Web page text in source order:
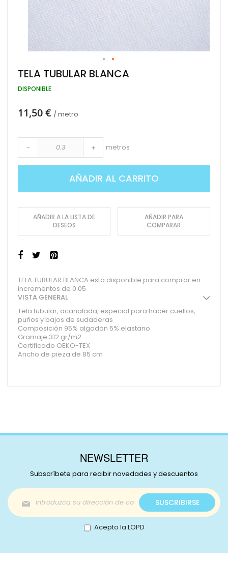
Saltar
al
comienzo
galería
TELA TUBULAR BLANCA
DISPONIBLE
11,50 € / metro
- + metros
AÑADIR AL CARRITO
AÑADIR A LA LISTA DE
DESEOS
AÑADIR PARA
COMPARAR
TELA TUBULAR BLANCA está disponible para comprar en
incrementos de 0.05
VISTA GENERAL
Tela tubular, acanalada, especial para hacer cuellos,
puños y bajos de sudaderas
Composición 95% algodón 5% elastano
Gramaje 312 gr/m2
Certificado OEKO-TEX
Ancho de pieza de 85 cm
NEWSLETTER
Subscríbete para recibir novedades y descuentos
Inscríbase
a
nuestro
boletín
de
SUSCRIBIRSE
Acepto la LOPD